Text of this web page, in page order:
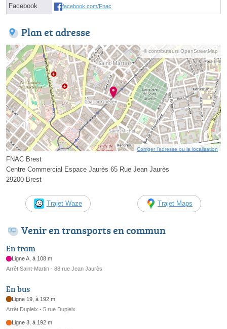
Facebook facebook.com/Fnac
Plan et adresse
© contributeurs OpenStreetMap
Corriger l’adresse ou la localisation
FNAC Brest
Centre Commercial Espace Jaurès 65 Rue Jean Jaurès
29200 Brest
Trajet Waze Trajet Maps
Venir en transports en commun
En tram
Ligne A, à 108 m
Arrêt Saint-Martin - 88 rue Jean Jaurès
En bus
Ligne 19, à 192 m
Arrêt Dupleix - 5 rue Dupleix
Ligne 3, à 192 m